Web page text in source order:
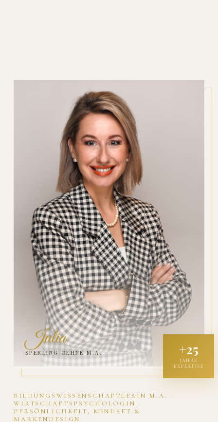
BILDUNGSWISSENSCHAFTLERIN M.A. ·
WIRTSCHAFTSPSYCHOLOGIN ·
PERSÖNLICHKEIT, MINDSET &
MARKENDESIGN
Julia
SPERLING-BEHNE M.A. +25
JAHRE
EXPERTISE